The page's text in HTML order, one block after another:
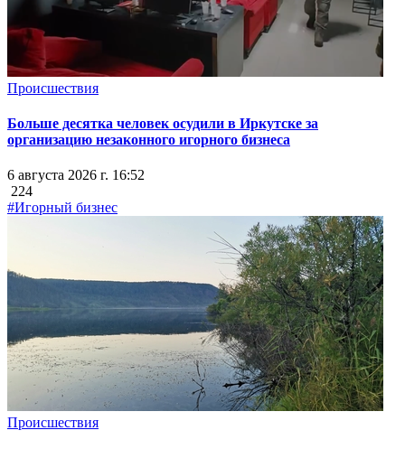
Происшествия
Больше десятка человек осудили в Иркутске за
организацию незаконного игорного бизнеса
6 августа 2026 г. 16:52
224
#Игорный бизнес
Происшествия